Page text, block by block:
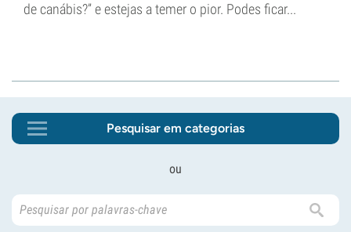
de canábis?” e estejas a temer o pior. Podes ficar...
Pesquisar em categorias
ou